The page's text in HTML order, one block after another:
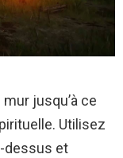
jusqu’à ce
Utilisez
dessus et